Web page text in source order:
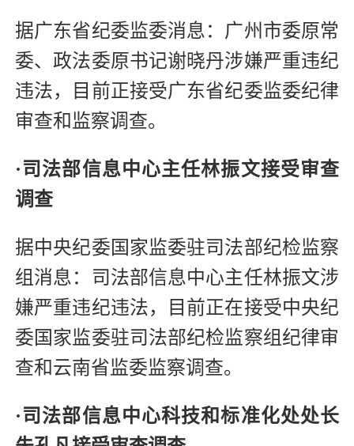
据广东省纪委监委消息：广州市委原常
委、政法委原书记谢晓丹涉嫌严重违纪
违法，目前正接受广东省纪委监委纪律
审查和监察调查。
·司法部信息中心主任林振文接受审查
调查
据中央纪委国家监委驻司法部纪检监察
组消息：司法部信息中心主任林振文涉
嫌严重违纪违法，目前正在接受中央纪
委国家监委驻司法部纪检监察组纪律审
查和云南省监委监察调查。
·司法部信息中心科技和标准化处处长